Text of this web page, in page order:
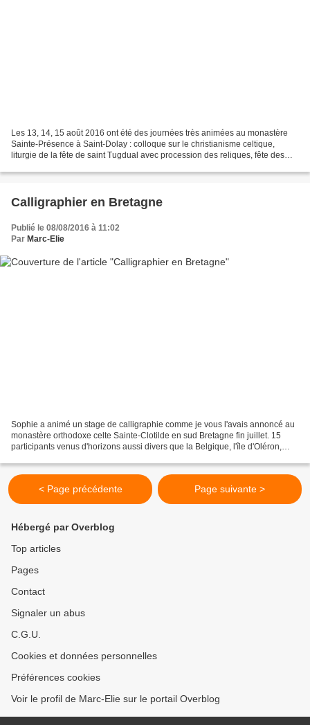
Les 13, 14, 15 août 2016 ont été des journées très animées au monastère
Sainte-Présence à Saint-Dolay : colloque sur le christianisme celtique,
liturgie de la fête de saint Tugdual avec procession des reliques, fête des
Calligraphier en Bretagne
Publié le 08/08/2016 à 11:02
Par Marc-Elie
Sophie a animé un stage de calligraphie comme je vous l'avais annoncé au
monastère orthodoxe celte Sainte-Clotilde en sud Bretagne fin juillet. 15
participants venus d'horizons aussi divers que la Belgique, l'île d'Oléron,
< Page précédente Page suivante >
Hébergé par Overblog
Top articles
Pages
Contact
Signaler un abus
C.G.U.
Cookies et données personnelles
Préférences cookies
Voir le profil de Marc-Elie sur le portail Overblog